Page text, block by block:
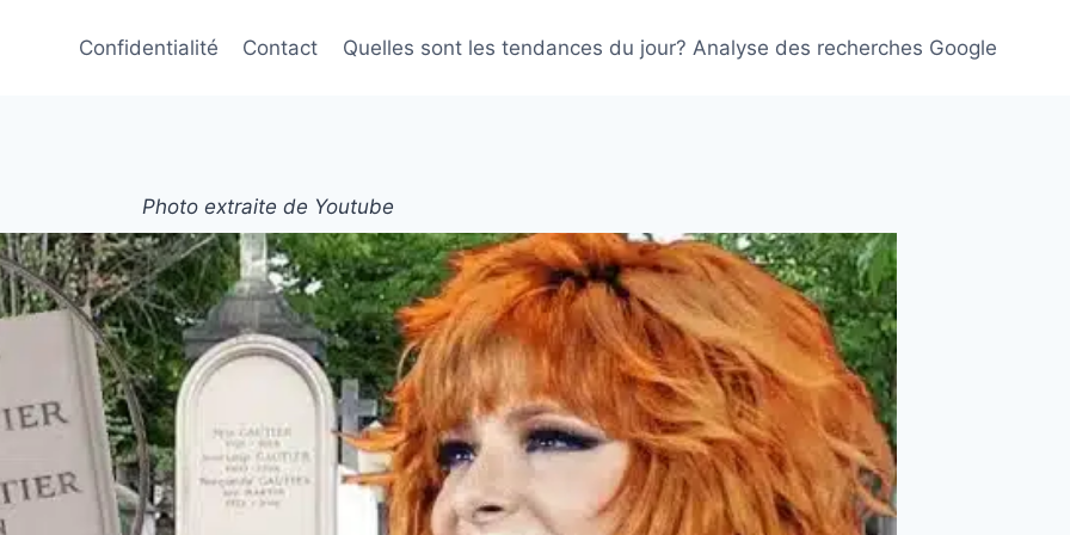
Confidentialité Contact Quelles sont les tendances du jour? Analyse des recherches Google
Photo extraite de Youtube